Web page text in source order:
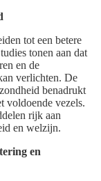
tot een betere
tonen aan dat
en de
verlichten. De
benadrukt
voldoende vezels.
rijk aan
en welzijn.
en